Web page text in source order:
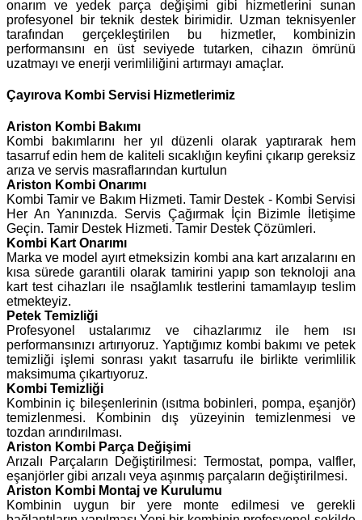
onarım ve yedek parça değişimi gibi hizmetlerini sunan
profesyonel bir teknik destek birimidir. Uzman teknisyenler
tarafından gerçekleştirilen bu hizmetler, kombinizin
performansını en üst seviyede tutarken, cihazın ömrünü
uzatmayı ve enerji verimliliğini artırmayı amaçlar.
Çayırova Kombi Servisi Hizmetlerimiz
Ariston Kombi Bakımı
Kombi bakımlarını her yıl düzenli olarak yaptırarak hem
tasarruf edin hem de kaliteli sıcaklığın keyfini çıkarıp gereksiz
arıza ve servis masraflarından kurtulun
Ariston Kombi Onarımı
Kombi Tamir ve Bakım Hizmeti. Tamir Destek - Kombi Servisi
Her An Yanınızda. Servis Çağırmak İçin Bizimle İletişime
Geçin. Tamir Destek Hizmeti. Tamir Destek Çözümleri.
Kombi Kart Onarımı
Marka ve model ayırt etmeksizin kombi ana kart arızalarını en
kısa sürede garantili olarak tamirini yapıp son teknoloji ana
kart test cihazları ile nsağlamlık testlerini tamamlayıp teslim
etmekteyiz.
Petek Temizliği
Profesyonel ustalarımız ve cihazlarımız ile hem ısı
performansınızı artırıyoruz. Yaptığımız kombi bakımı ve petek
temizliği işlemi sonrası yakıt tasarrufu ile birlikte verimlilik
maksimuma çıkartıyoruz.
Kombi Temizliği
Kombinin iç bileşenlerinin (ısıtma bobinleri, pompa, eşanjör)
temizlenmesi. Kombinin dış yüzeyinin temizlenmesi ve
tozdan arındırılması.
Ariston Kombi Parça Değişimi
Arızalı Parçaların Değiştirilmesi: Termostat, pompa, valfler,
eşanjörler gibi arızalı veya aşınmış parçaların değiştirilmesi.
Ariston Kombi Montaj ve Kurulumu
Kombinin uygun bir yere monte edilmesi ve gerekli